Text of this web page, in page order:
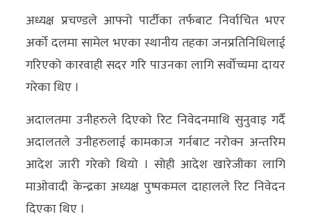
विचार/
ब्लग
खेलकुद
अन्य
क्लिक
खबर
विशेष
अध्यक्ष प्रचण्डले आफ्नो पार्टीका तर्फबाट निर्वाचित भएर
अर्को दलमा सामेल भएका स्थानीय तहका जनप्रतिनिधिलाई
गरिएको कारवाही सदर गरि पाउनका लागि सर्वोच्चमा दायर
गरेका थिए ।
अदालतमा उनीहरुले दिएको रिट निवेदनमाथि सुनुवाइ गर्दै
अदालतले उनीहरुलाई कामकाज गर्नबाट नरोक्न अन्तरिम
आदेश जारी गरेको थियो । सोही आदेश खारेजीका लागि
माओवादी केन्द्रका अध्यक्ष पुष्पकमल दाहालले रिट निवेदन
दिएका थिए ।